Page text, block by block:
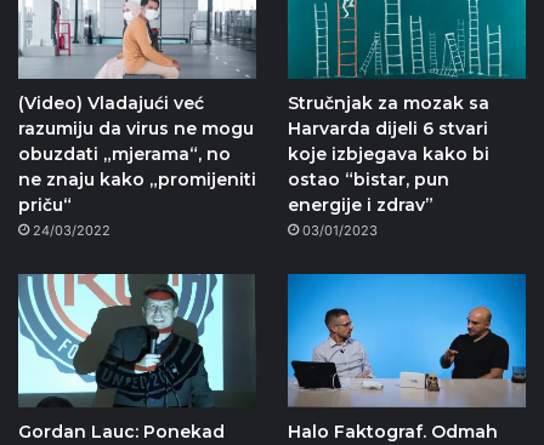
(Video) Vladajući već
razumiju da virus ne mogu
obuzdati „mjerama“, no
ne znaju kako „promijeniti
priču“
24/03/2022
Stručnjak za mozak sa
Harvarda dijeli 6 stvari
koje izbjegava kako bi
ostao “bistar, pun
energije i zdrav”
03/01/2023
Gordan Lauc: Ponekad
Halo Faktograf. Odmah